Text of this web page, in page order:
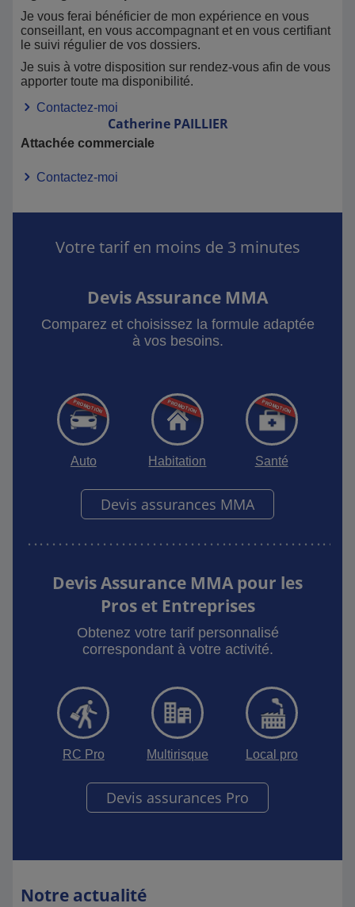
Je vous ferai bénéficier de mon expérience en vous
conseillant, en vous accompagnant et en vous certifiant
le suivi régulier de vos dossiers.
Je suis à votre disposition sur rendez-vous afin de vous
apporter toute ma disponibilité.
Contactez-moi
Catherine PAILLIER
Attachée commerciale
Contactez-moi
Votre tarif en moins de 3 minutes
Devis Assurance MMA
Comparez et choisissez la formule adaptée
à vos besoins.
Auto Habitation Santé
Devis assurances MMA
Devis Assurance MMA pour les
Pros et Entreprises
Obtenez votre tarif personnalisé
correspondant à votre activité.
RC Pro Multirisque Local pro
Devis assurances Pro
Notre actualité